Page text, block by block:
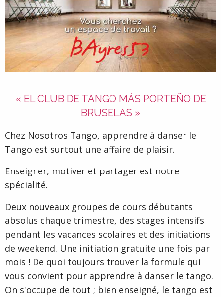
« EL CLUB DE TANGO MÁS PORTEÑO DE
BRUSELAS »
Chez Nosotros Tango, apprendre à danser le
Tango est surtout une affaire de plaisir.
Enseigner, motiver et partager est notre
spécialité.
Deux nouveaux groupes de cours débutants
absolus chaque trimestre, des stages intensifs
pendant les vacances scolaires et des initiations
de weekend. Une initiation gratuite une fois par
mois ! De quoi toujours trouver la formule qui
vous convient pour apprendre à danser le tango.
On s'occupe de tout ; bien enseigné, le tango est